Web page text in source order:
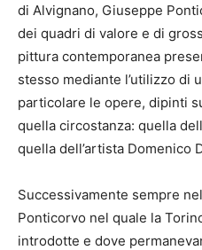
di Alvignano, Giuseppe
dei quadri di valore e di
pittura contemporanea
stesso mediante l’utilizzo di
particolare le opere, dipinti
quella circostanza: quella
quella dell’artista Domenico
Successivamente sempre
Ponticorvo nel quale la
introdotte e dove